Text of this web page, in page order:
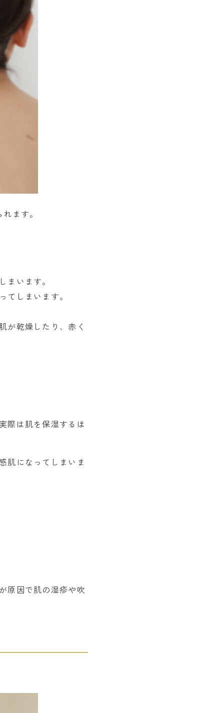
ます。
います。
しまいます。
が乾燥したり、赤く
際は肌を保湿するほ
肌になってしまいま
原因で肌の湿疹や吹